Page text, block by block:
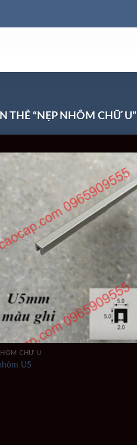
THẺ “NẸP NHÔM CHỮ U”
CHỮ U
U5